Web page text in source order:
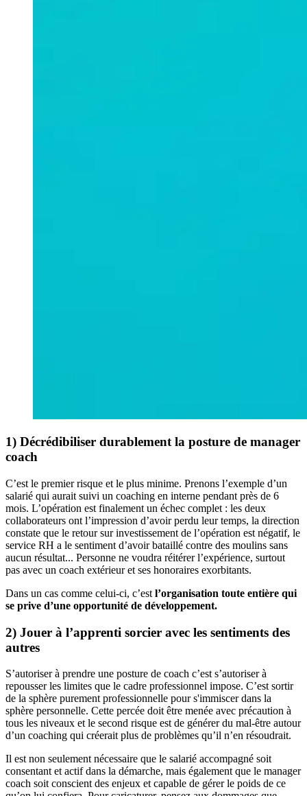
1) Décrédibiliser durablement la posture de manager
coach
C’est le premier risque et le plus minime. Prenons l’exemple d’un
salarié qui aurait suivi un coaching en interne pendant près de 6
mois. L’opération est finalement un échec complet : les deux
collaborateurs ont l’impression d’avoir perdu leur temps, la direction
constate que le retour sur investissement de l’opération est négatif, le
service RH a le sentiment d’avoir bataillé contre des moulins sans
aucun résultat... Personne ne voudra réitérer l’expérience, surtout
pas avec un coach extérieur et ses honoraires exorbitants.
Dans un cas comme celui-ci, c’est l’organisation toute entière qui
se prive d’une opportunité de développement.
2) Jouer à l’apprenti sorcier avec les sentiments des
autres
S’autoriser à prendre une posture de coach c’est s’autoriser à
repousser les limites que le cadre professionnel impose. C’est sortir
de la sphère purement professionnelle pour s'immiscer dans la
sphère personnelle. Cette percée doit être menée avec précaution à
tous les niveaux et le second risque est de générer du mal-être autour
d’un coaching qui créerait plus de problèmes qu’il n’en résoudrait.
Il est non seulement nécessaire que le salarié accompagné soit
consentant et actif dans la démarche, mais également que le manager
coach soit conscient des enjeux et capable de gérer le poids de ce